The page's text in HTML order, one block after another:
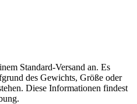
Standard-Versand an. Es
des Gewichts, Größe oder
Diese Informationen findest